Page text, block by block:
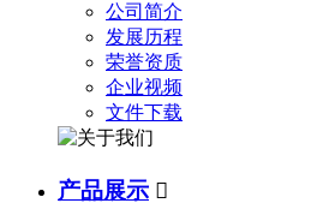
公司简介
发展历程
荣誉资质
企业视频
文件下载
产品展示 